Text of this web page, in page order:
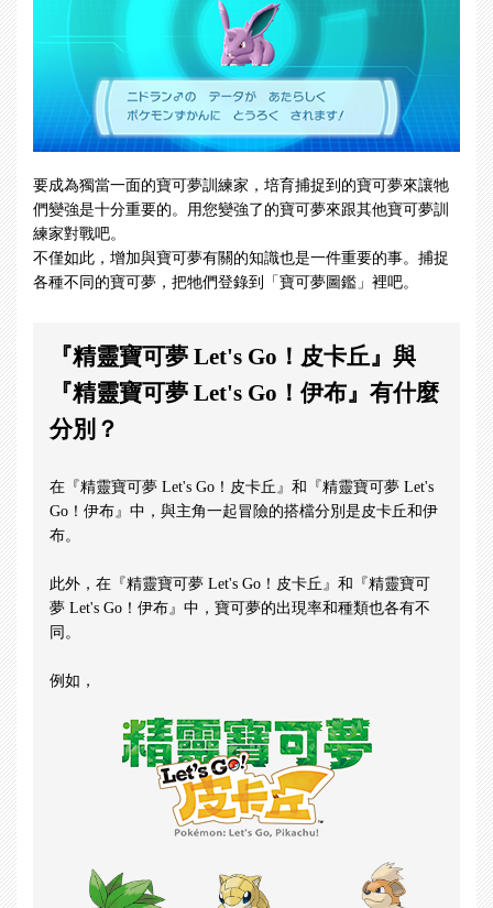
要成為獨當一面的寶可夢訓練家，培育捕捉到的寶可夢來讓牠
們變強是十分重要的。用您變強了的寶可夢來跟其他寶可夢訓
練家對戰吧。
不僅如此，增加與寶可夢有關的知識也是一件重要的事。捕捉
各種不同的寶可夢，把牠們登錄到「寶可夢圖鑑」裡吧。
『精靈寶可夢 Let's Go！皮卡丘』與
『精靈寶可夢 Let's Go！伊布』有什麼
分別？
在『精靈寶可夢 Let's Go！皮卡丘』和『精靈寶可夢 Let's
Go！伊布』中，與主角一起冒險的搭檔分別是皮卡丘和伊
布。
此外，在『精靈寶可夢 Let's Go！皮卡丘』和『精靈寶可
夢 Let's Go！伊布』中，寶可夢的出現率和種類也各有不
同。
例如，